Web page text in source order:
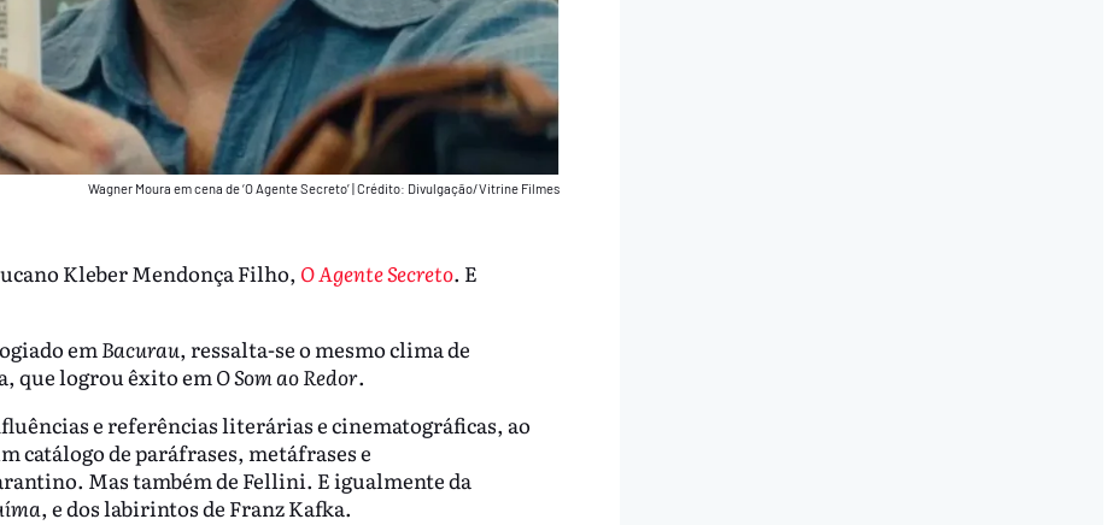
Wagner Moura em cena de ‘O Agente Secreto’|Crédito: Divulgação/Vitrine Filmes
Kleber Mendonça Filho, O Agente Secreto. E
emBacurau, ressalta-se o mesmo clima de
que logrou êxito emO Som ao Redor.
e referências literárias e cinematográficas, ao
catálogo de paráfrases, metáfrases e
Mas também de Fellini. E igualmente da
, e dos labirintos de Franz Kafka.